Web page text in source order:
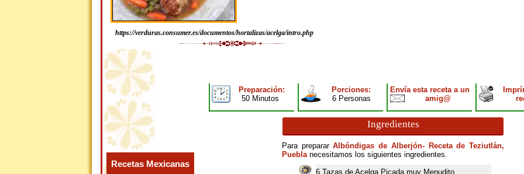
https://verduras.consumer.es/documentos/hortalizas/acelga/intro.php
Preparación:
50 Minutos
Porciones:
6 Personas
Envía esta receta a un
amig@
Ingredientes
Para prepararAlbóndigas de Alberjón- Receta de Teziutlán,
Pueblanecesitamos los siguientes ingredientes.
6 Tazas de Acelga Picada muy Menudito
Recetas Mexicanas